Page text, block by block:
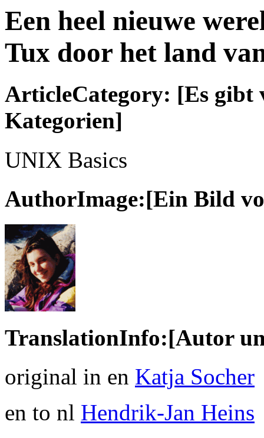
Een heel nieuwe
Tux door het land
ArticleCategory: [Es gibt
Kategorien]
UNIX Basics
AuthorImage:[Ein Bild
TranslationInfo:[Autor
original in en Katja Socher
en to nl Hendrik-Jan Heins